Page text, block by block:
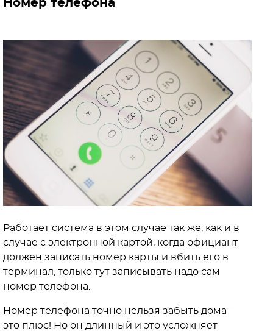
Номер телефона
Работает система в этом случае так же, как и в
случае с электронной картой, когда официант
должен записать номер карты и вбить его в
терминал, только тут записывать надо сам
номер телефона.
Номер телефона точно нельзя забыть дома –
это плюс! Но он длинный и это усложняет